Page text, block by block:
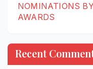
NOMINATIONS
AWARDS
Recent